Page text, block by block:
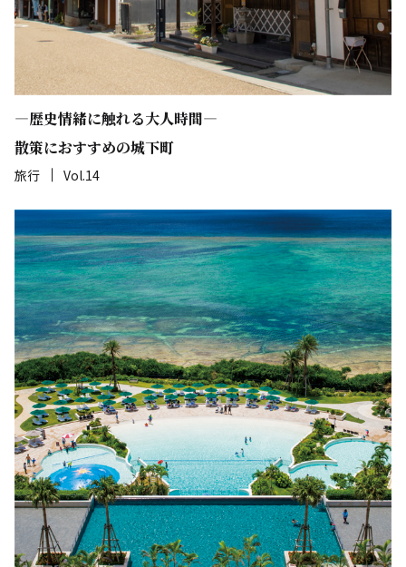
―歴史情緒に触れる大人時間―
散策におすすめの城下町
旅行 Vol.14